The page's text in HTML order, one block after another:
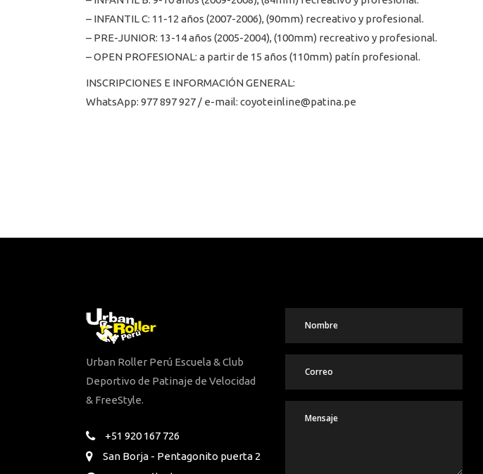
– INFANTIL C: 11-12 años (2007-2006), (90mm) recreativo y profesional.
– PRE-JUNIOR: 13-14 años (2005-2004), (100mm) recreativo y profesional.
– OPEN PROFESIONAL: a partir de 15 años (110mm) patín profesional.
INSCRIPCIONES E INFORMACIÓN GENERAL:
WhatsApp: 977 897 927 / e-mail: coyoteinline@patina.pe
Urban Roller Perú Escuela & Club
Deportivo de Patinaje de Velocidad
& FreeStyle.
+51 920 167 726
San Borja - Pentagonito puerta 2